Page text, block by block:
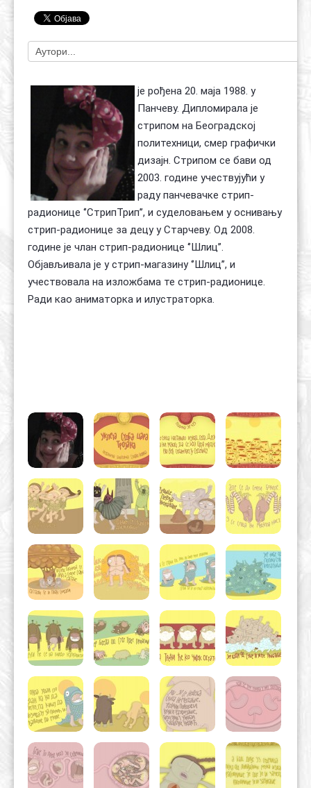
је рођена 20. маја 1988. у
Панчеву. Дипломирала је
стрипом на Београдској
политехници, смер графички
дизајн. Стрипом се бави од
2003. године учествујући у
раду панчевачке стрип-
радионице ‘’СтрипТрип’’, и суделовањем у оснивању
стрип-радионице за децу у Старчеву. Од 2008.
године је члан стрип-радионице ‘’Шлиц’’.
Објављивала је у стрип-магазину ‘’Шлиц’’, и
учествовала на изложбама те стрип-радионице.
Ради као аниматорка и илустраторка.
Органи
Хол славе
Контакт